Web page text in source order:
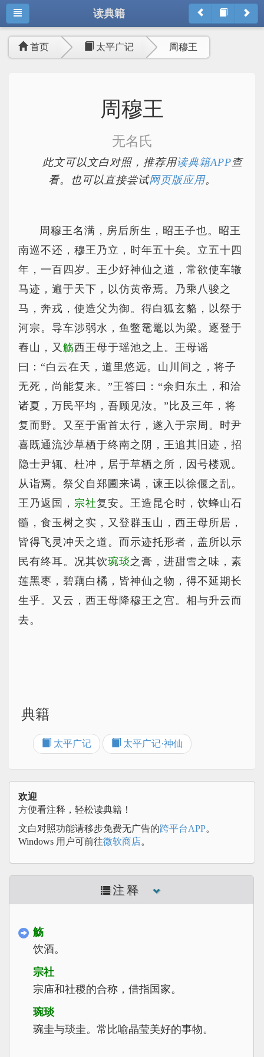
读典籍
首页 太平广记 周穆王
周穆王
无名氏
此文可以文白对照，推荐用读典籍APP查
看。也可以直接尝试网页版应用。
周穆王名满，房后所生，昭王子也。昭王
南巡不还，穆王乃立，时年五十矣。立五十四
年，一百四岁。王少好神仙之道，常欲使车辙
马迹，遍于天下，以仿黄帝焉。乃乘八骏之
马，奔戎，使造父为御。得白狐玄貉，以祭于
河宗。导车涉弱水，鱼鳖鼋鼍以为梁。逐登于
舂山，又 觞西王母于瑶池之上。王母谣
曰：“白云在天，道里悠远。山川间之，将子
无死，尚能复来。”王答曰：“余归东土，和洽
诸夏，万民平均，吾顾见汝。”比及三年，将
复而野。又至于雷首太行，遂入于宗周。时尹
喜既通流沙草栖于终南之阴，王追其旧迹，招
隐士尹辄、杜冲，居于草栖之所，因号楼观。
从诣焉。祭父自郑圃来谒，谏王以徐偃之乱。
王乃返国， 宗社复安。王造昆仑时，饮蜂山石
髓，食玉树之实，又登群玉山，西王母所居，
皆得飞灵冲天之道。而示迹托形者，盖所以示
民有终耳。况其饮琬琰之膏，进甜雪之味，素
莲黑枣，碧藕白橘，皆神仙之物，得不延期长
生乎。又云，西王母降穆王之宫。相与升云而
去。
典籍
太平广记 太平广记·神仙
欢迎
方便看注释，轻松读典籍！
文白对照功能请移步免费无广告的跨平台APP。
Windows 用户可前往微软商店。
注释
觞
饮酒。
宗社
宗庙和社稷的合称，借指国家。
琬琰
琬圭与琰圭。常比喻晶莹美好的事物。